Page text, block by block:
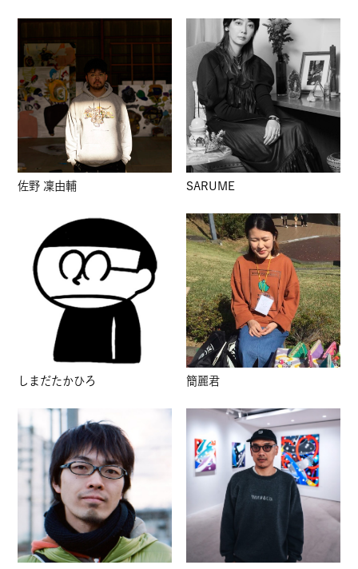
佐野 凜由輔 SARUME
しまだたかひろ 簡麗君